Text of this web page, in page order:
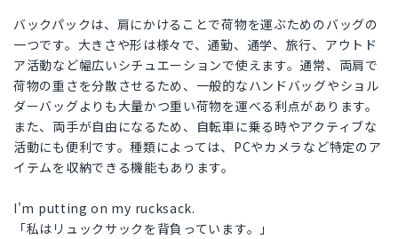
バックパックは、肩にかけることで荷物を運ぶためのバッグの
一つです。大きさや形は様々で、通勤、通学、旅行、アウトド
ア活動など幅広いシチュエーションで使えます。通常、両肩で
荷物の重さを分散させるため、一般的なハンドバッグやショル
ダーバッグよりも大量かつ重い荷物を運べる利点があります。
また、両手が自由になるため、自転車に乗る時やアクティブな
活動にも便利です。種類によっては、PCやカメラなど特定のア
イテムを収納できる機能もあります。
I'm putting on my rucksack.
「私はリュックサックを背負っています。」